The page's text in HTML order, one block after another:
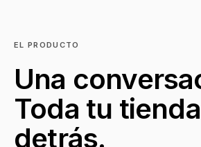
EL PRODUCTO
Una
Toda tu tienda
detrás.